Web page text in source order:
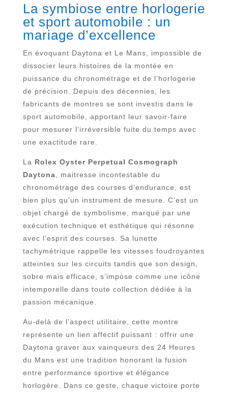
La symbiose entre horlogerie
et sport automobile : un
mariage d’excellence
En évoquant Daytona et Le Mans, impossible de
dissocier leurs histoires de la montée en
puissance du chronométrage et de l’horlogerie
de précision. Depuis des décennies, les
fabricants de montres se sont investis dans le
sport automobile, apportant leur savoir-faire
pour mesurer l’irréversible fuite du temps avec
une exactitude rare.
La Rolex Oyster Perpetual Cosmograph
Daytona , maitresse incontestable du
chronométrage des courses d’endurance, est
bien plus qu’un instrument de mesure. C’est un
objet chargé de symbolisme, marqué par une
exécution technique et esthétique qui résonne
avec l’esprit des courses. Sa lunette
tachymétrique rappelle les vitesses foudroyantes
atteintes sur les circuits tandis que son design,
sobre mais efficace, s’impose comme une icône
intemporelle dans toute collection dédiée à la
passion mécanique.
Au-delà de l’aspect utilitaire, cette montre
représente un lien affectif puissant : offrir une
Daytona graver aux vainqueurs des 24 Heures
du Mans est une tradition honorant la fusion
entre performance sportive et élégance
horlogère. Dans ce geste, chaque victoire porte